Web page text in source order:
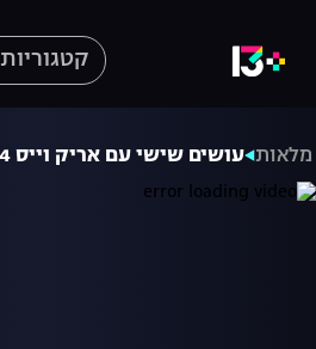
קטגוריות
מלאות עושים שישי עם אריק וייס 06.09.24 - התכנית המלאה